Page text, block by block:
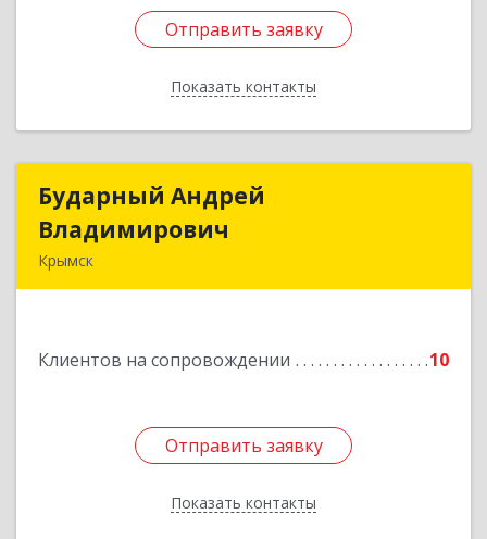
Отправить заявку
Показать контакты
Отправить заявку
Назад
Бударный Андрей
Владимирович
Крымск
Клиентов на сопровождении 10
Отправить заявку
Показать контакты
Бударный Андрей
Подробнее
Отправить заявку
Назад